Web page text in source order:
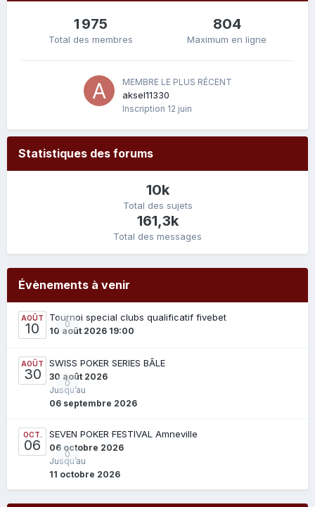
1 975
Total des membres
804
Maximum en ligne
MEMBRE LE PLUS RÉCENT
aksel11330
Inscription 12 juin
Statistiques des forums
10k
Total des sujets
161,3k
Total des messages
Évènements à venir
AOÛT
10 0
Tournoi special clubs qualificatif fivebet
10 août 2026 19:00
AOÛT
30
0
SWISS POKER SERIES BÂLE
30 août 2026
Jusqu’au
06 septembre 2026
OCT.
06
0
SEVEN POKER FESTIVAL Amneville
06 octobre 2026
Jusqu’au
11 octobre 2026